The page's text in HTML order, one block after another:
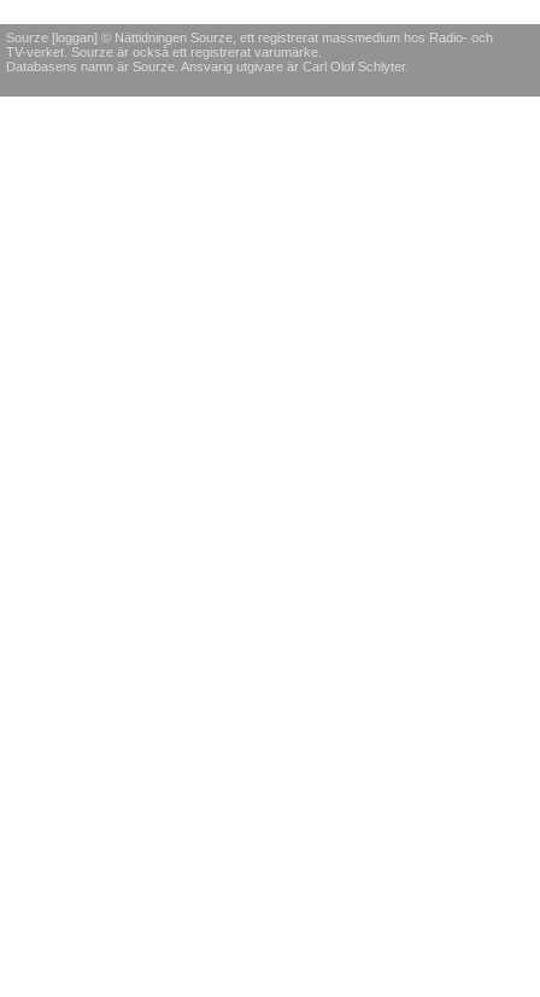
Sourze [loggan] © Nättidningen Sourze, ett registrerat massmedium hos Radio- och
TV-verket. Sourze är också ett registrerat varumärke.
Databasens namn är Sourze. Ansvarig utgivare är Carl Olof Schlyter.